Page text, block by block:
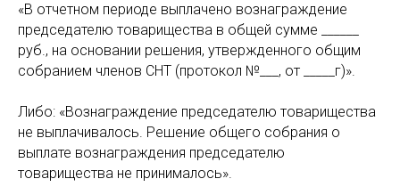
«В отчетном периоде выплачено вознаграждение
председателю товарищества в общей сумме ______
руб., на основании решения, утвержденного общим
собранием членов СНТ (протокол №___, от _____г)».
Либо: «Вознаграждение председателю товарищества
не выплачивалось. Решение общего собрания о
выплате вознаграждения председателю
товарищества не принималось».